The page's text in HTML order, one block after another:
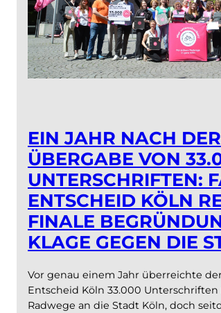
EIN JAHR NACH DER
ÜBERGABE VON
UNTERSCHRIFTEN:
ENTSCHEID KÖLN
FINALE
KLAGE GEGEN DIE
Vor genau einem Jahr überreichte
Entscheid Köln 33.000 Unterschriften
Radwege an die Stadt Köln, doch